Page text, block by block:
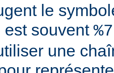
le
est souvent
une